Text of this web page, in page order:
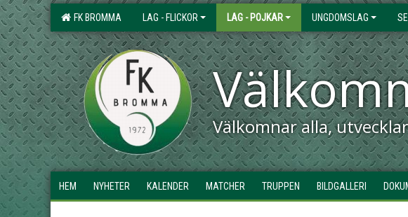
FK BROMMA LAG - FLICKOR LAG - POJKAR UNGDOMSLAG
Välkomnar alla,
HEM NYHETER KALENDER MATCHER TRUPPEN BILDGALLERI